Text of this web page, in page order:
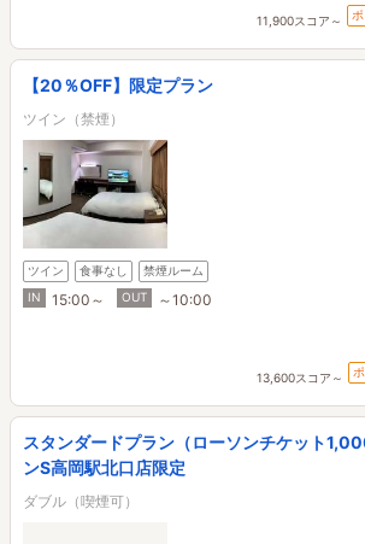
11,900スコア～
【20％OFF】限定プラン
ツイン（禁煙）
ツイン 食事なし
禁煙ルーム
IN
15:00～ OUT ～10:00
13,600スコア～
スタンダードプラン（ローソンチケット
ンS高岡駅北口店限定
ダブル（喫煙可）